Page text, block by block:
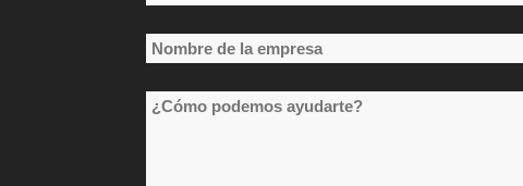
Nombre
la
¿Cómo